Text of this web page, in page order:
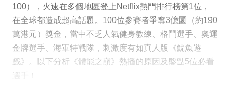
100），火速在多個地區登上Netflix熱門排行榜第1位，
在全球都造成超高話題。100位參賽者爭奪3億圜（約190
萬港元）獎金，當中不乏人氣健身教練、格鬥選手、奧運
金牌選手、海軍特戰隊，刺激度有如真人版《魷魚遊
戲》。以下分析《體能之巔》熱播的原因及盤點5位必看
選手！